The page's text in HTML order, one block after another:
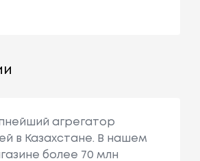
агрегатор
в Казахстане. В нашем
более 70 млн